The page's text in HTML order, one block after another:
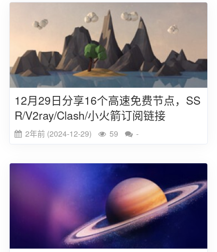
12月29日分享16个高速免费节点，SS
R/V2ray/Clash/小火箭订阅链接
2年前 (2024-12-29) 59 -